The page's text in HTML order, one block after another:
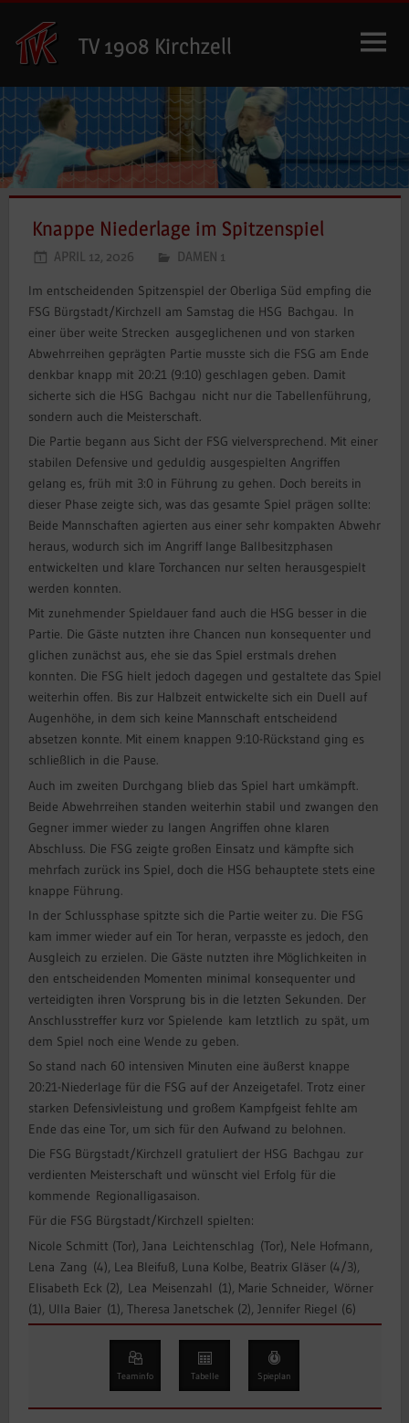
Inhalt
springen
TV 1908 Kirchzell
Knappe Niederlage im Spitzenspiel
APRIL 12, 2026 DAMEN 1
Im entscheidenden Spitzenspiel der Oberliga Süd empfing die
FSG Bürgstadt/Kirchzell am Samstag die HSG Bachgau. In
einer über weite Strecken ausgeglichenen und von starken
Abwehrreihen geprägten Partie musste sich die FSG am Ende
denkbar knapp mit 20:21 (9:10) geschlagen geben. Damit
sicherte sich die HSG Bachgau nicht nur die Tabellenführung,
sondern auch die Meisterschaft.
Die Partie begann aus Sicht der FSG vielversprechend. Mit einer
stabilen Defensive und geduldig ausgespielten Angriffen
gelang es, früh mit 3:0 in Führung zu gehen. Doch bereits in
dieser Phase zeigte sich, was das gesamte Spiel prägen sollte:
Beide Mannschaften agierten aus einer sehr kompakten Abwehr
heraus, wodurch sich im Angriff lange Ballbesitzphasen
entwickelten und klare Torchancen nur selten herausgespielt
werden konnten.
Mit zunehmender Spieldauer fand auch die HSG besser in die
Partie. Die Gäste nutzten ihre Chancen nun konsequenter und
glichen zunächst aus, ehe sie das Spiel erstmals drehen
konnten. Die FSG hielt jedoch dagegen und gestaltete das Spiel
weiterhin offen. Bis zur Halbzeit entwickelte sich ein Duell auf
Augenhöhe, in dem sich keine Mannschaft entscheidend
absetzen konnte. Mit einem knappen 9:10-Rückstand ging es
schließlich in die Pause.
Auch im zweiten Durchgang blieb das Spiel hart umkämpft.
Beide Abwehrreihen standen weiterhin stabil und zwangen den
Gegner immer wieder zu langen Angriffen ohne klaren
Abschluss. Die FSG zeigte großen Einsatz und kämpfte sich
mehrfach zurück ins Spiel, doch die HSG behauptete stets eine
knappe Führung.
In der Schlussphase spitzte sich die Partie weiter zu. Die FSG
kam immer wieder auf ein Tor heran, verpasste es jedoch, den
Ausgleich zu erzielen. Die Gäste nutzten ihre Möglichkeiten in
den entscheidenden Momenten minimal konsequenter und
verteidigten ihren Vorsprung bis in die letzten Sekunden. Der
Anschlusstreffer kurz vor Spielende kam letztlich zu spät, um
dem Spiel noch eine Wende zu geben.
So stand nach 60 intensiven Minuten eine äußerst knappe
20:21-Niederlage für die FSG auf der Anzeigetafel. Trotz einer
starken Defensivleistung und großem Kampfgeist fehlte am
Ende das eine Tor, um sich für den Aufwand zu belohnen.
Die FSG Bürgstadt/Kirchzell gratuliert der HSG Bachgau zur
verdienten Meisterschaft und wünscht viel Erfolg für die
kommende Regionalligasaison.
Für die FSG Bürgstadt/Kirchzell spielten:
Nicole Schmitt (Tor), Jana Leichtenschlag (Tor), Nele Hofmann,
Lena Zang (4), Lea Bleifuß, Luna Kolbe, Beatrix Gläser (4/3),
Elisabeth Eck (2), Lea Meisenzahl (1), Marie Schneider, Wörner
(1), Ulla Baier (1), Theresa Janetschek (2), Jennifer Riegel (6)
Teaminfo Tabelle Spieplan